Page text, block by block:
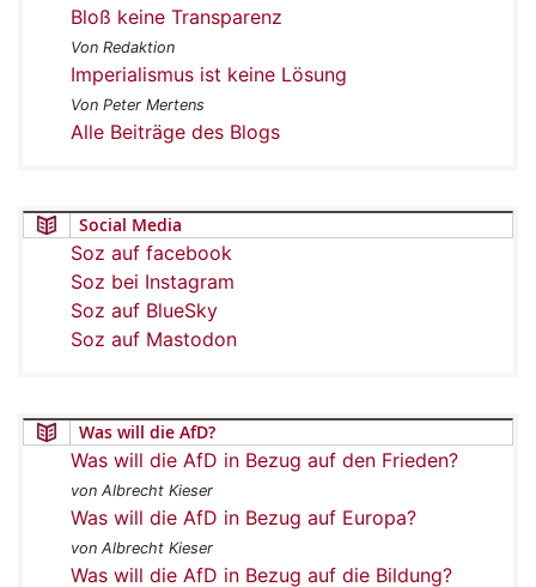
Bloß keine Transparenz
Von Redaktion
Imperialismus ist keine Lösung
Von Peter Mertens
Alle Beiträge des Blogs
Social Media
Soz auf facebook
Soz bei Instagram
Soz auf BlueSky
Soz auf Mastodon
Was will die AfD?
Was will die AfD in Bezug auf den Frieden?
von Albrecht Kieser
Was will die AfD in Bezug auf Europa?
von Albrecht Kieser
Was will die AfD in Bezug auf die Bildung?